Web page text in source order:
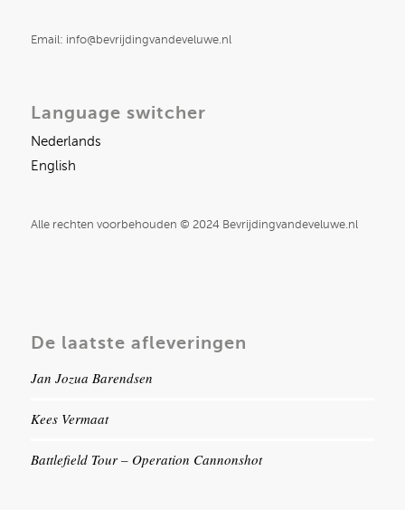
Email: info@bevrijdingvandeveluwe.nl
Language switcher
Nederlands
English
Alle rechten voorbehouden © 2024 Bevrijdingvandeveluwe.nl
De laatste afleveringen
Jan Jozua Barendsen
Kees Vermaat
Battlefield Tour – Operation Cannonshot